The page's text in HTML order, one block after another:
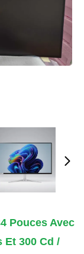
Pouces Avec
Et 300 Cd /